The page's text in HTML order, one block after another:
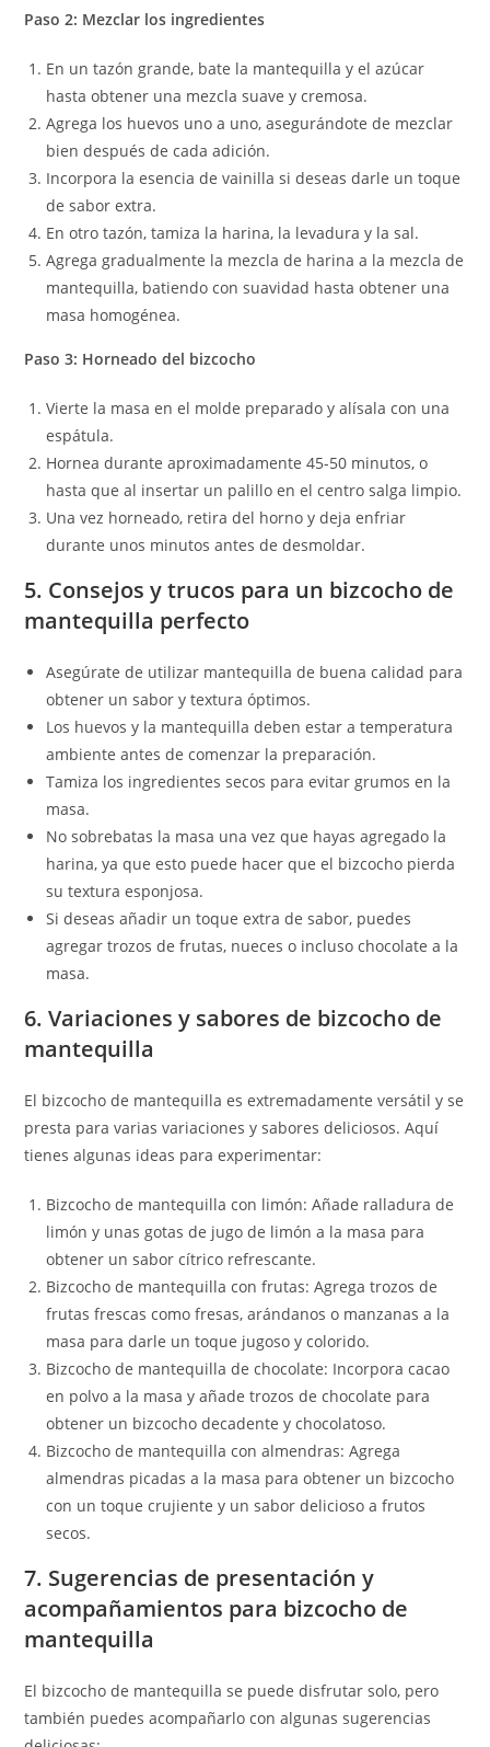
Paso 2: Mezclar los ingredientes
En un tazón grande, bate la mantequilla y el azúcar
hasta obtener una mezcla suave y cremosa.
Agrega los huevos uno a uno, asegurándote de mezclar
bien después de cada adición.
Incorpora la esencia de vainilla si deseas darle un toque
de sabor extra.
En otro tazón, tamiza la harina, la levadura y la sal.
Agrega gradualmente la mezcla de harina a la mezcla de
mantequilla, batiendo con suavidad hasta obtener una
masa homogénea.
Paso 3: Horneado del bizcocho
Vierte la masa en el molde preparado y alísala con una
espátula.
Hornea durante aproximadamente 45-50 minutos, o
hasta que al insertar un palillo en el centro salga limpio.
Una vez horneado, retira del horno y deja enfriar
durante unos minutos antes de desmoldar.
5. Consejos y trucos para un bizcocho de
mantequilla perfecto
Asegúrate de utilizar mantequilla de buena calidad para
obtener un sabor y textura óptimos.
Los huevos y la mantequilla deben estar a temperatura
ambiente antes de comenzar la preparación.
Tamiza los ingredientes secos para evitar grumos en la
masa.
No sobrebatas la masa una vez que hayas agregado la
harina, ya que esto puede hacer que el bizcocho pierda
su textura esponjosa.
Si deseas añadir un toque extra de sabor, puedes
agregar trozos de frutas, nueces o incluso chocolate a la
masa.
6. Variaciones y sabores de bizcocho de
mantequilla
El bizcocho de mantequilla es extremadamente versátil y se
presta para varias variaciones y sabores deliciosos. Aquí
tienes algunas ideas para experimentar:
Bizcocho de mantequilla con limón: Añade ralladura de
limón y unas gotas de jugo de limón a la masa para
obtener un sabor cítrico refrescante.
Bizcocho de mantequilla con frutas: Agrega trozos de
frutas frescas como fresas, arándanos o manzanas a la
masa para darle un toque jugoso y colorido.
Bizcocho de mantequilla de chocolate: Incorpora cacao
en polvo a la masa y añade trozos de chocolate para
obtener un bizcocho decadente y chocolatoso.
Bizcocho de mantequilla con almendras: Agrega
almendras picadas a la masa para obtener un bizcocho
con un toque crujiente y un sabor delicioso a frutos
secos.
7. Sugerencias de presentación y
acompañamientos para bizcocho de
mantequilla
El bizcocho de mantequilla se puede disfrutar solo, pero
también puedes acompañarlo con algunas sugerencias